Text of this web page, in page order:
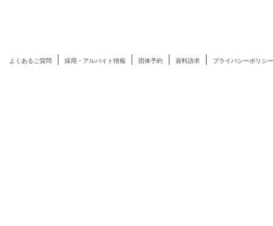
よくあるご質問 採用・アルバイト情報 団体予約 資料請求 プライバシーポリシー